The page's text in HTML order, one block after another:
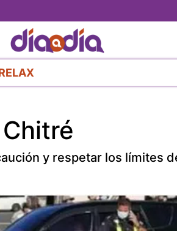
al
contenido
principal
y respetar los límites